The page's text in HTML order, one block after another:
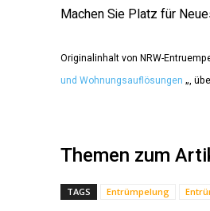
Machen Sie Platz für
Originalinhalt von NRW-
und Wohnungsauflösungen „,
Themen zum
TAGS Entrümpelung